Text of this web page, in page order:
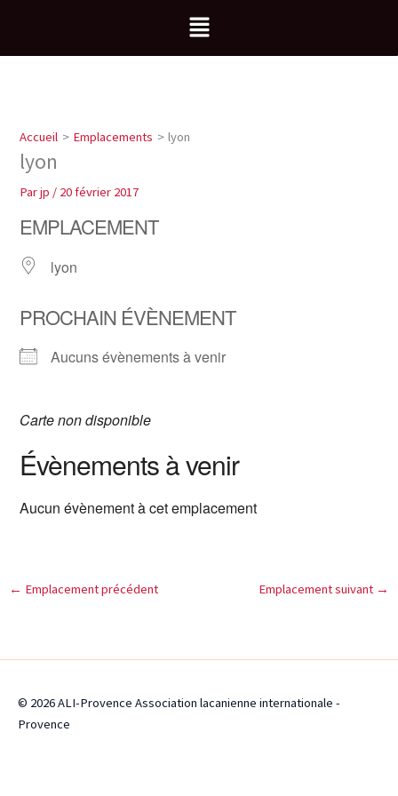
contenu
Menu
Accueil Emplacements lyon
lyon
Parjp / 20 février 2017
EMPLACEMENT
lyon
PROCHAIN ÉVÈNEMENT
Aucuns évènements à venir
Carte non disponible
Évènements à venir
Aucun évènement à cet emplacement
← Emplacement précédent Emplacement suivant →
© 2026 ALI-Provence Association lacanienne internationale -
Provence